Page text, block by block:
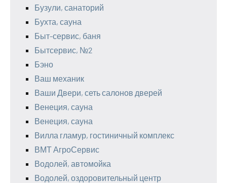
Бузули, санаторий
Бухта, сауна
Быт-сервис, баня
Бытсервис, №2
Бэно
Ваш механик
Ваши Двери, сеть салонов дверей
Венеция, сауна
Венеция, сауна
Вилла гламур, гостиничный комплекс
ВМТ АгроСервис
Водолей, автомойка
Водолей, оздоровительный центр